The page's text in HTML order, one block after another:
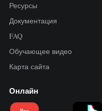
Ресурсы
Документация
FAQ
Обучающее видео
Карта сайта
Онлайн